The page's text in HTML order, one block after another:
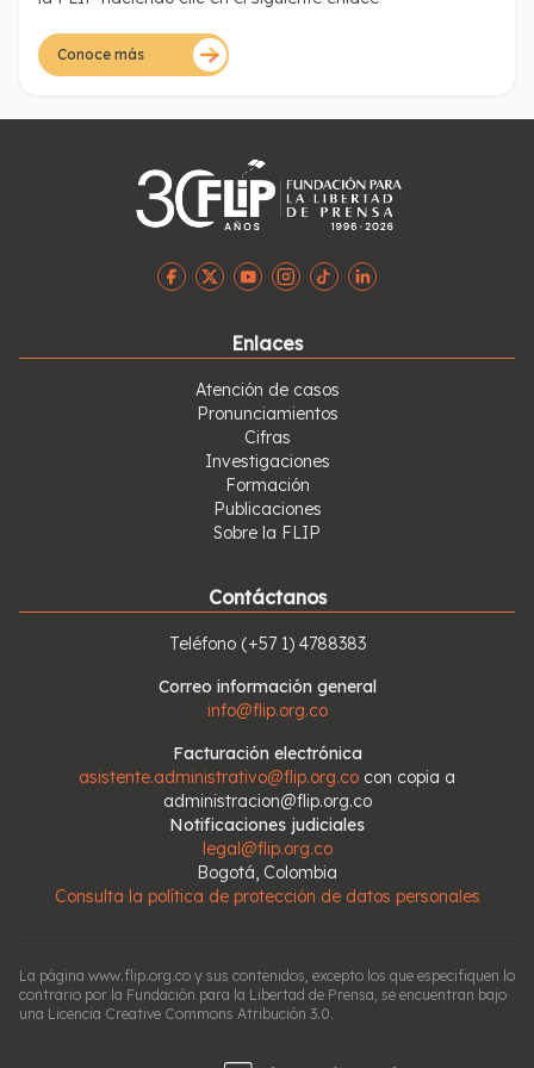
Conoce más
Enlaces
Atención de casos
Pronunciamientos
Cifras
Investigaciones
Formación
Publicaciones
Sobre la FLIP
Contáctanos
Teléfono (+57 1) 4788383
Correo información general
info@flip.org.co
Facturación electrónica
asistente.administrativo@flip.org.co con copia a
administracion@flip.org.co
Notificaciones judiciales
legal@flip.org.co
Bogotá, Colombia
Consulta la política de protección de datos personales
La página www.flip.org.co y sus contenidos, excepto los que especifiquen lo
contrario por la Fundación para la Libertad de Prensa, se encuentran bajo
una Licencia Creative Commons Atribución 3.0.